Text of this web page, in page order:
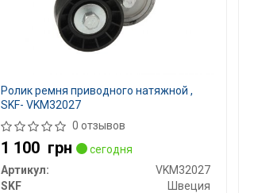
Ролик ремня приводного натяжной ,
SKF- VKM32027
0 отзывов
1 100 грн
сегодня
Артикул:
VKM32027
SKF
Швеция